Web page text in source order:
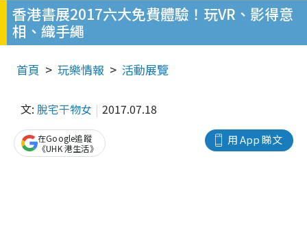
香港書展2017六大免費體驗！玩VR、影得意
相、織手繩
首頁 玩樂情報 活動展覽
文: 脫宅干物女 2017.07.18
用 App 睇文
在Google追蹤
《UHK 港生活》